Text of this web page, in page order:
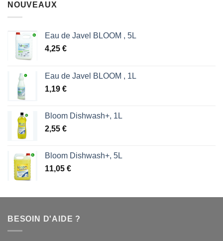
NOUVEAUX
Eau de Javel BLOOM , 5L
4,25 €
Eau de Javel BLOOM , 1L
1,19 €
Bloom Dishwash+, 1L
2,55 €
Bloom Dishwash+, 5L
11,05 €
BESOIN D'AIDE ?